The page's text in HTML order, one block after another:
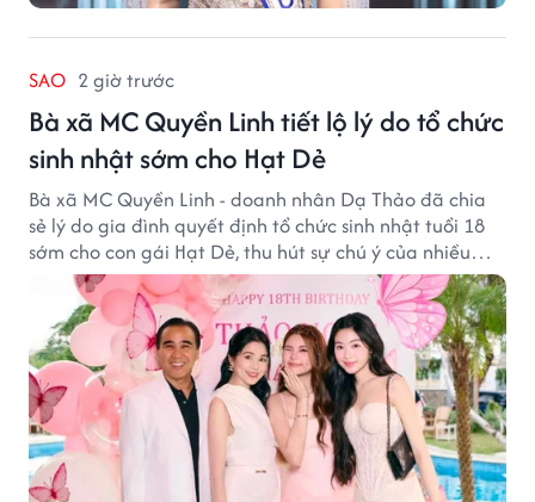
SAO 2 giờ trước
Bà xã MC Quyền Linh tiết lộ lý do tổ chức
sinh nhật sớm cho Hạt Dẻ
Bà xã MC Quyền Linh - doanh nhân Dạ Thảo đã chia
sẻ lý do gia đình quyết định tổ chức sinh nhật tuổi 18
sớm cho con gái Hạt Dẻ, thu hút sự chú ý của nhiều
người hâm mộ.